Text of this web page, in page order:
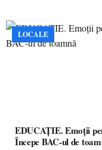
LOCALE
EDUCAȚIE. Emoții
Începe BAC-ul de